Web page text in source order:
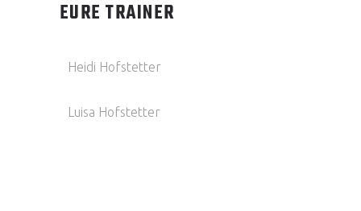
EURE TRAINER
Heidi Hofstetter
Luisa Hofstetter